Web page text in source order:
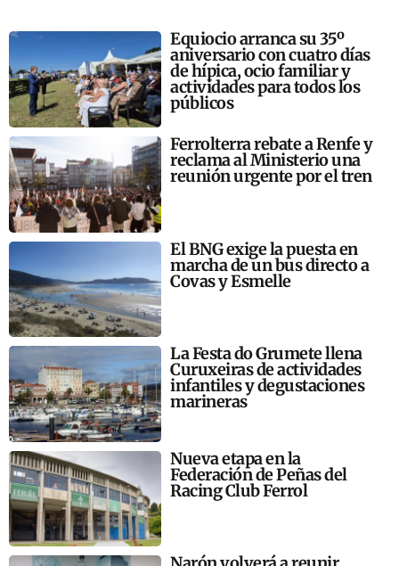
Equiocio arranca su 35º
aniversario con cuatro días
de hípica, ocio familiar y
actividades para todos los
públicos
Ferrolterra rebate a Renfe y
reclama al Ministerio una
reunión urgente por el tren
El BNG exige la puesta en
marcha de un bus directo a
Covas y Esmelle
La Festa do Grumete llena
Curuxeiras de actividades
infantiles y degustaciones
marineras
Nueva etapa en la
Federación de Peñas del
Racing Club Ferrol